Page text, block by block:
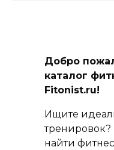
Добро
каталог
Fitonist.ru!
Ищите
найти